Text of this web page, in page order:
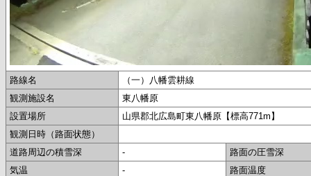
路線名
（一）八幡雲耕線
観測施設名
東八幡原
設置場所
山県郡北広島町東八幡原【標高771m】
観測日時（路面状態）
道路周辺の積雪深
-
路面の圧雪深
気温
-
路面温度